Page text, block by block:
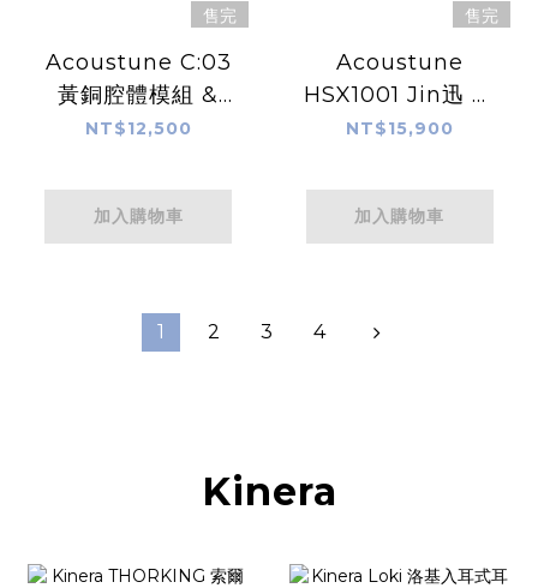
售完
Acoustune C:03
黃銅腔體模組 &
M:02 有線連接模組
NT$12,500
加入購物車
售完
Acoustune
HSX1001 Jin迅 真
無線耳機
NT$15,900
加入購物車
1 2 3 4
Kinera